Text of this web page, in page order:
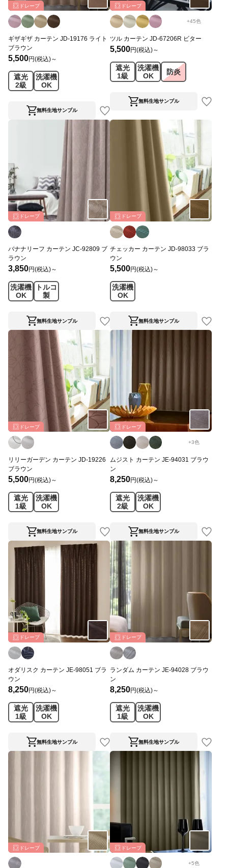
ドレープ
ギザギザ カーテン JD-19176 ライト
ブラウン
5,500円(税込)～
遮光
2級
洗濯機
OK
無料生地サンプル
ドレープ
+45色
ツル カーテン JD-67206R ビター
5,500円(税込)～
遮光
1級
洗濯機
OK
防炎
無料生地サンプル
ドレープ
バナナリーフ カーテン JC-92809 ブ
ラウン
3,850円(税込)～
洗濯機
OK
トルコ
製
無料生地サンプル
ドレープ
チェッカー カーテン JD-98033 ブラ
ウン
5,500円(税込)～
洗濯機
OK
無料生地サンプル
ドレープ
リリーガーデン カーテン JD-19226
ブラウン
5,500円(税込)～
遮光
1級
洗濯機
OK
無料生地サンプル
ドレープ
+3色
ムジスト カーテン JE-94031 ブラウ
ン
8,250円(税込)～
遮光
2級
洗濯機
OK
無料生地サンプル
ドレープ
オダリスク カーテン JE-98051 ブラ
ウン
8,250円(税込)～
遮光
1級
洗濯機
OK
無料生地サンプル
ドレープ
ランダム カーテン JE-94028 ブラウ
ン
8,250円(税込)～
遮光
1級
洗濯機
OK
無料生地サンプル
ドレープ ドレープ
+5色